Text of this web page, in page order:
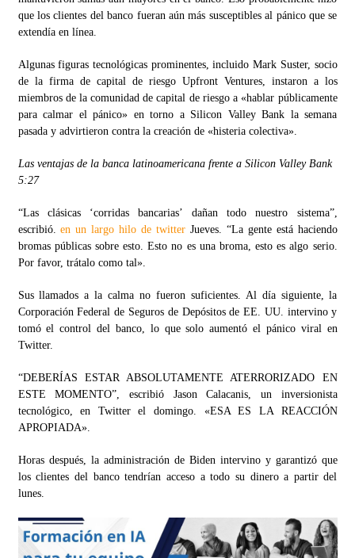
que los clientes del banco fueran aún más susceptibles al pánico que se
extendía en línea.
Algunas figuras tecnológicas prominentes, incluido Mark Suster, socio
de la firma de capital de riesgo Upfront Ventures, instaron a los
miembros de la comunidad de capital de riesgo a «hablar públicamente
para calmar el pánico» en torno a Silicon Valley Bank la semana
pasada y advirtieron contra la creación de «histeria colectiva».
Las ventajas de la banca latinoamericana frente a Silicon Valley Bank
5:27
“Las clásicas ‘corridas bancarias’ dañan todo nuestro sistema”,
escribió.en un largo hilo de twitterJueves. “La gente está haciendo
bromas públicas sobre esto. Esto no es una broma, esto es algo serio.
Por favor, trátalo como tal».
Sus llamados a la calma no fueron suficientes. Al día siguiente, la
Corporación Federal de Seguros de Depósitos de EE. UU. intervino y
tomó el control del banco, lo que solo aumentó el pánico viral en
Twitter.
“DEBERÍAS ESTAR ABSOLUTAMENTE ATERRORIZADO EN
ESTE MOMENTO”, escribió Jason Calacanis, un inversionista
tecnológico, en Twitter el domingo. «ESA ES LA REACCIÓN
APROPIADA».
Horas después, la administración de Biden intervino y garantizó que
los clientes del banco tendrían acceso a todo su dinero a partir del
lunes.